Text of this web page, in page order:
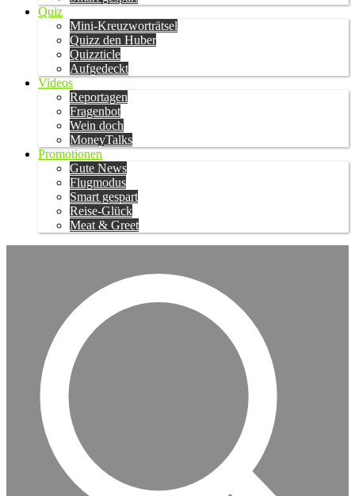
Quiz
Mini-Kreuzworträtsel
Quizz den Huber
Quizzticle
Aufgedeckt
Videos
Reportagen
Fragenbot
Wein doch
MoneyTalks
Promotionen
Gute News
Flugmodus
Smart gespart
Reise-Glück
Meat & Greet